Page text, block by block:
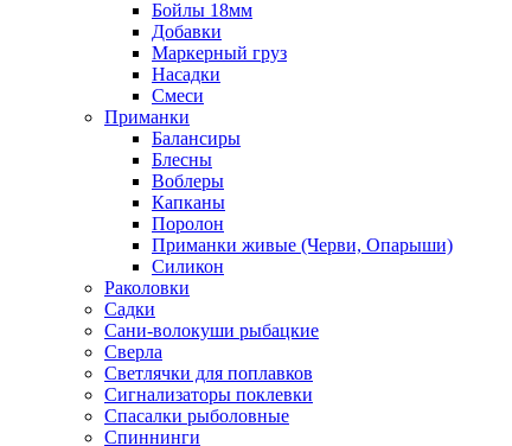
Бойлы 18мм
Добавки
Маркерный груз
Насадки
Смеси
Приманки
Балансиры
Блесны
Воблеры
Капканы
Поролон
Приманки живые (Черви, Опарыши)
Силикон
Раколовки
Садки
Сани-волокуши рыбацкие
Сверла
Светлячки для поплавков
Сигнализаторы поклевки
Спасалки рыболовные
Спиннинги